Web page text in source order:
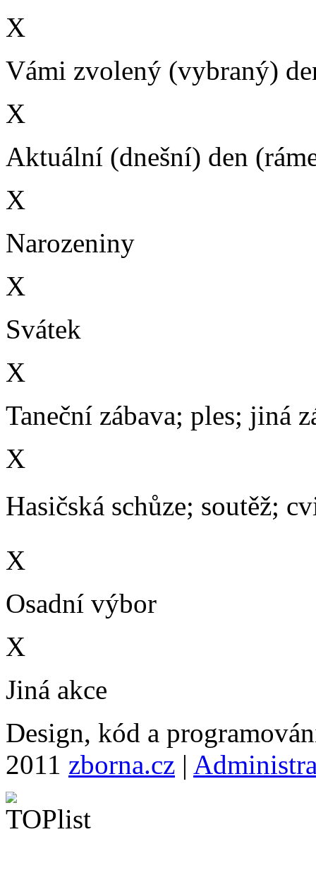
X
Vámi zvolený (vybraný)
X
Aktuální (dnešní) den
X
Narozeniny
X
Svátek
X
Taneční zábava; ples; jiná
X
Hasičská schůze; soutěž;
X
Osadní výbor
X
Jiná akce
Design, kód a
2011 zborna.cz |